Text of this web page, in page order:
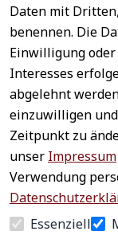
Daten mit
benennen. Die
Einwilligung
Interesses
abgelehnt
einzuwilligen
Zeitpunkt zu
unser Impressum
Verwendung
Essenziell
Rechtliches
AGB
Impressum
Datenschutz
Widerrufsrecht
Widerrufsform
ular